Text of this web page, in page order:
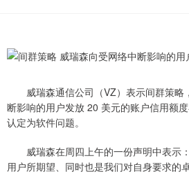
威瑞森通信公司（VZ）表示间群策略
断影响的用户发放 20 美元的账户信用额
认定为软件问题。
威瑞森在周四上午的一份声明中表示
用户所期望、同时也是我们对自身要求的